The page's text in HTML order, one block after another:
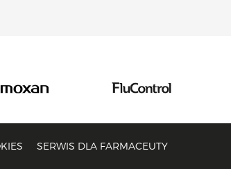
SERWIS DLA FARMACEUTY